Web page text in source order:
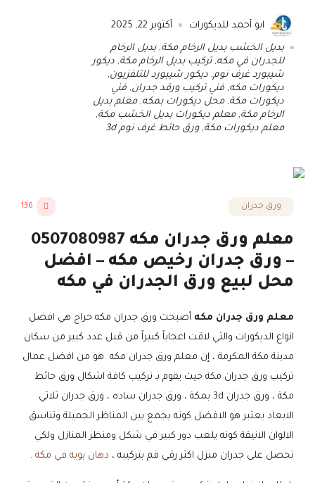
ابو أحمد للديكورات أكتوبر 22, 2025
بديل الخشب بديل الرخام مكة,بديل الرخام
للجدران في مكه,تركيب بديل الرخام مكة, ديكور
شيبورد غرف نوم, ديكور شيبورد للتلفزيون,
ديكورات مكه, فني تركيب ورقد جدران, فني
ديكورات مكة,محل ديكورات بمكه,معلم بديل
الرخام مكة,معلم ديكورات بديل الخشب مكة,
معلم ديكورات مكة,ورق حائط غرف نوم 3d
ورق جدران 136
معلم ورق جدران مكه 0507080987
– ورق جدران رخيص مكه – افضل
محل لبيع ورق الجدران في مكه
معلم ورق جدران مكه أصبحت ورق جدران مكه حراج هي افضل
انواع الديكورات والتي لاقت اعجاباً كبيراً من قبل عدد كبير من سكان
مدينة مكة المكرمة ، إن معلم ورق جدران مكه هو من افضل عمال
تركيب ورق جدران مكة حيث يقوم بـ تركيب كافة اشكال ورق حائط
مكة ، ورق جدران 3d بمكة ، ورق جدران ساده ، ورق جدران ثلاثي
الابعاد يعتبر هو الافضل كونه يجمع بين المناظر الجميلة وتناسق
الالوان الانيقة كونه يلعب دور كبير في شكل ومنظر المنازل ولكي
تحصل على جدران منزل اكثر رقي قم بتركيبه ، دهان بويه في مكة .